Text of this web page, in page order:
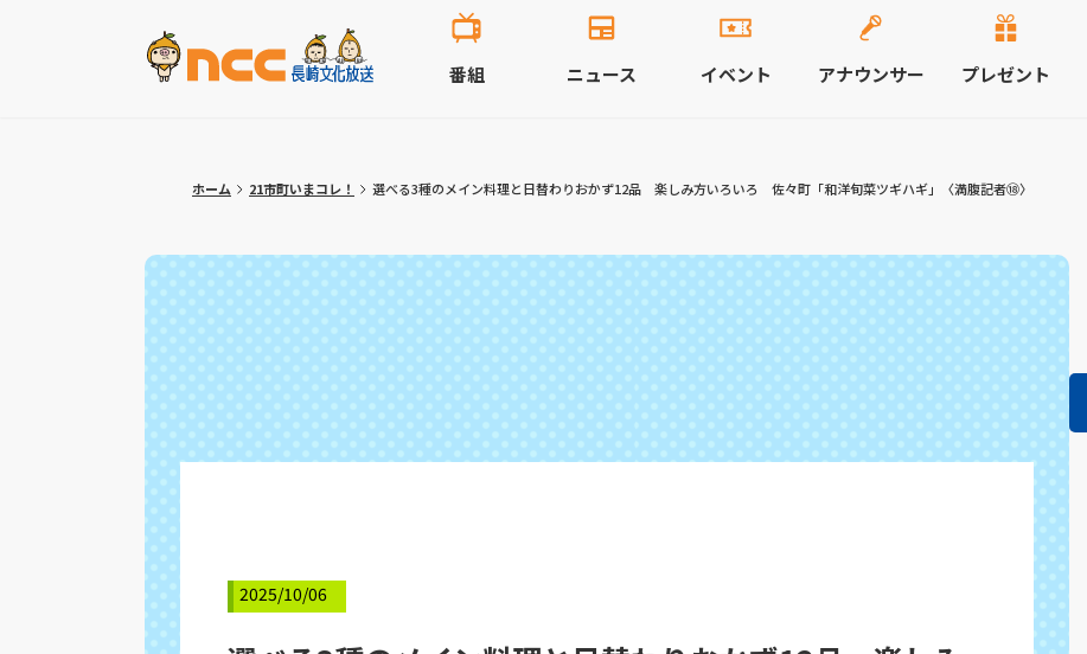
番組 ニュース イベント アナウンサー プレゼント
ホーム 21市町いまコレ！ 選べる3種のメイン料理と日替わりおかず12品 楽しみ方いろいろ 佐々町「和洋旬菜ツギハギ」〈満腹記者⑱〉
2025/10/06